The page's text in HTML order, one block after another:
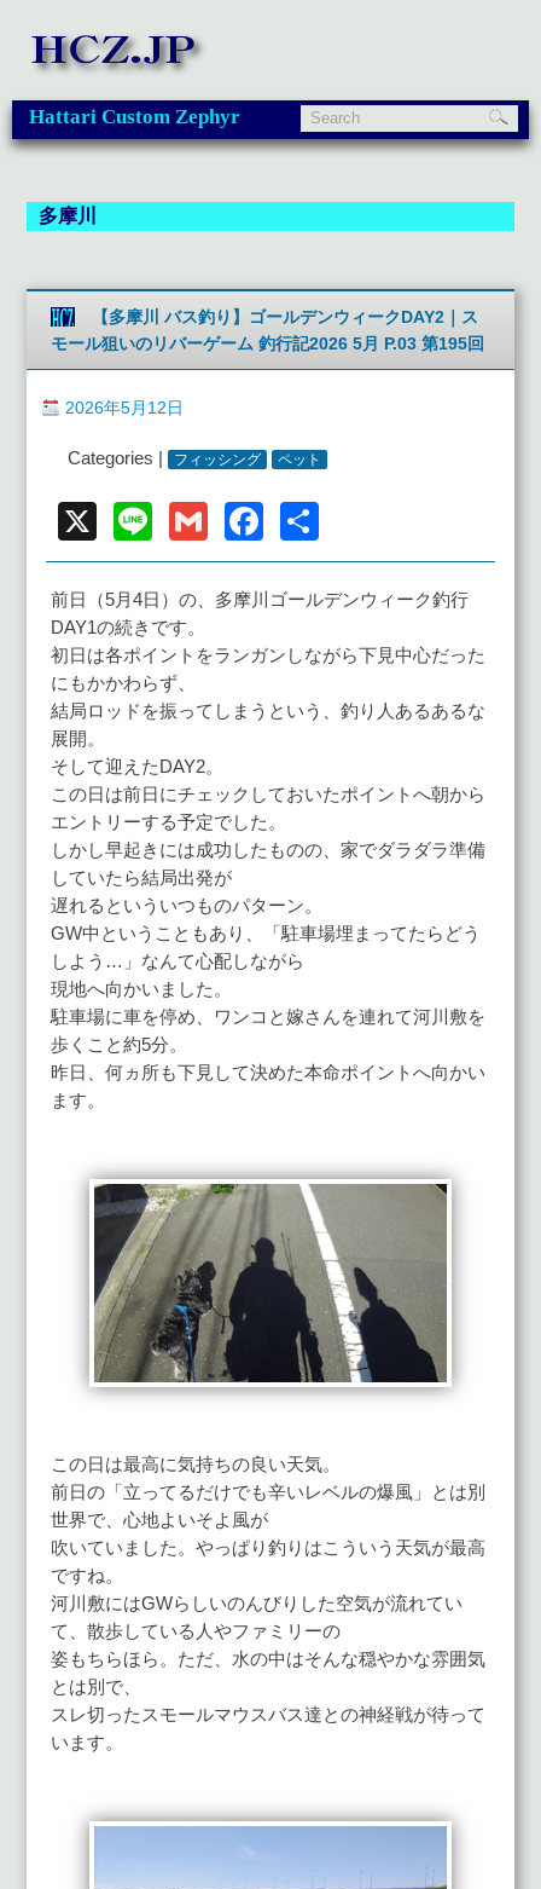
Hattari Custom Zephyr
多摩川
【多摩川 バス釣り】ゴールデンウィークDAY2｜ス
モール狙いのリバーゲーム 釣行記2026 5月 P.03 第195回
2026年5月12日
Categories | フィッシング ペット
X Line GmailFacebook
有
前日（5月4日）の、多摩川ゴールデンウィーク釣行
DAY1の続きです。
初日は各ポイントをランガンしながら下見中心だった
にもかかわらず、
結局ロッドを振ってしまうという、釣り人あるあるな
展開。
そして迎えたDAY2。
この日は前日にチェックしておいたポイントへ朝から
エントリーする予定でした。
しかし早起きには成功したものの、家でダラダラ準備
していたら結局出発が
遅れるといういつものパターン。
GW中ということもあり、「駐車場埋まってたらどう
しよう…」なんて心配しながら
現地へ向かいました。
駐車場に車を停め、ワンコと嫁さんを連れて河川敷を
歩くこと約5分。
昨日、何ヵ所も下見して決めた本命ポイントへ向かい
ます。
この日は最高に気持ちの良い天気。
前日の「立ってるだけでも辛いレベルの爆風」とは別
世界で、心地よいそよ風が
吹いていました。やっぱり釣りはこういう天気が最高
ですね。
河川敷にはGWらしいのんびりした空気が流れてい
て、散歩している人やファミリーの
姿もちらほら。ただ、水の中はそんな穏やかな雰囲気
とは別で、
スレ切ったスモールマウスバス達との神経戦が待って
います。